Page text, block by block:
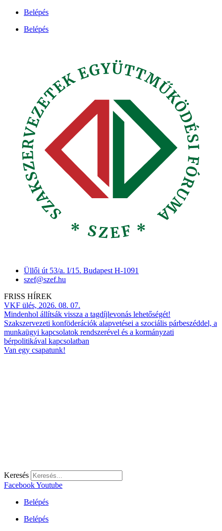
Ugrás
tartalomhoz
Belépés
Belépés
Üllői út 53/a. I/15. Budapest H-1091
szef@szef.hu
FRISS HÍREK
VKF ülés, 2026. 08. 07.
Mindenhol állítsák vissza a tagdíjlevonás lehetőségét!
Szakszervezeti konföderációk alapvetései a szociális párbeszéddel, a
munkaügyi kapcsolatok rendszerével és a kormányzati
bérpolitikával kapcsolatban
Van egy csapatunk!
Keresés
FacebookYoutube
Belépés
Belépés